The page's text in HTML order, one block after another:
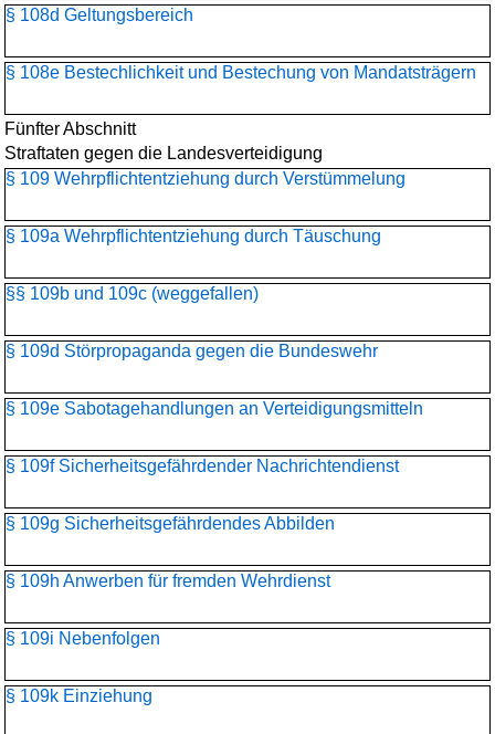
§ 108d Geltungsbereich
§ 108e Bestechlichkeit und Bestechung von Mandatsträgern
Fünfter Abschnitt
Straftaten gegen die Landesverteidigung
§ 109 Wehrpflichtentziehung durch Verstümmelung
§ 109a Wehrpflichtentziehung durch Täuschung
§§ 109b und 109c (weggefallen)
§ 109d Störpropaganda gegen die Bundeswehr
§ 109e Sabotagehandlungen an Verteidigungsmitteln
§ 109f Sicherheitsgefährdender Nachrichtendienst
§ 109g Sicherheitsgefährdendes Abbilden
§ 109h Anwerben für fremden Wehrdienst
§ 109i Nebenfolgen
§ 109k Einziehung